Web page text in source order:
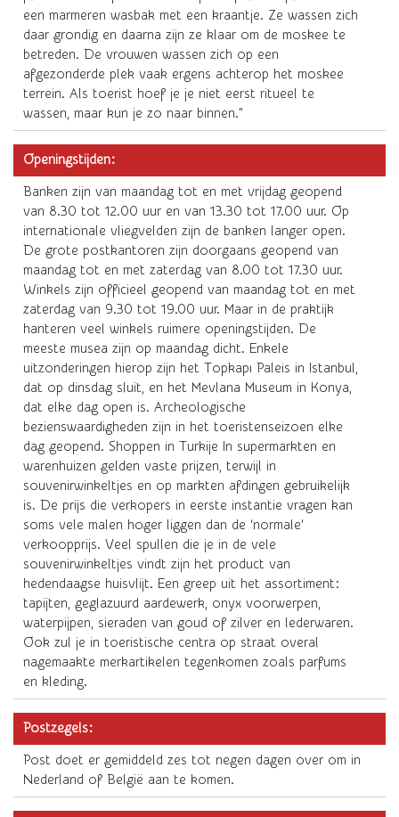
een marmeren wasbak met een kraantje. Ze wassen zich
daar grondig en daarna zijn ze klaar om de moskee te
betreden. De vrouwen wassen zich op een
afgezonderde plek vaak ergens achterop het moskee
terrein. Als toerist hoef je je niet eerst ritueel te
wassen, maar kun je zo naar binnen."
Openingstijden:
Banken zijn van maandag tot en met vrijdag geopend
van 8.30 tot 12.00 uur en van 13.30 tot 17.00 uur. Op
internationale vliegvelden zijn de banken langer open.
De grote postkantoren zijn doorgaans geopend van
maandag tot en met zaterdag van 8.00 tot 17.30 uur.
Winkels zijn officieel geopend van maandag tot en met
zaterdag van 9.30 tot 19.00 uur. Maar in de praktijk
hanteren veel winkels ruimere openingstijden. De
meeste musea zijn op maandag dicht. Enkele
uitzonderingen hierop zijn het Topkapı Paleis in Istanbul,
dat op dinsdag sluit, en het Mevlana Museum in Konya,
dat elke dag open is. Archeologische
bezienswaardigheden zijn in het toeristenseizoen elke
dag geopend. Shoppen in Turkije In supermarkten en
warenhuizen gelden vaste prijzen, terwijl in
souvenirwinkeltjes en op markten afdingen gebruikelijk
is. De prijs die verkopers in eerste instantie vragen kan
soms vele malen hoger liggen dan de ‘normale’
verkoopprijs. Veel spullen die je in de vele
souvenirwinkeltjes vindt zijn het product van
hedendaagse huisvlijt. Een greep uit het assortiment:
tapijten, geglazuurd aardewerk, onyx voorwerpen,
waterpijpen, sieraden van goud of zilver en lederwaren.
Ook zul je in toeristische centra op straat overal
nagemaakte merkartikelen tegenkomen zoals parfums
en kleding.
Postzegels:
Post doet er gemiddeld zes tot negen dagen over om in
Nederland of België aan te komen.